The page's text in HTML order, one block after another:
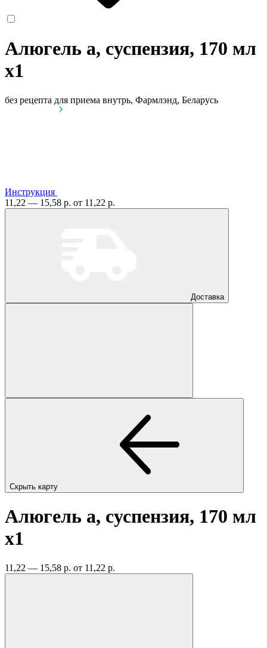
Алюгель а, суспензия, 170 мл
x1
без рецепта для приема внутрь, Фармлэнд, Беларусь
Инструкция
11,22 — 15,58 р. от 11,22 р.
Доставка
Скрыть карту
Алюгель а, суспензия, 170 мл
x1
11,22 — 15,58 р. от 11,22 р.